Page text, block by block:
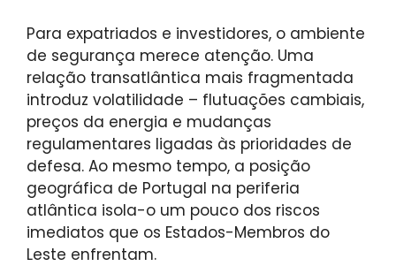
Para expatriados e investidores, o ambiente
de segurança merece atenção. Uma
relação transatlântica mais fragmentada
introduz volatilidade – flutuações cambiais,
preços da energia e mudanças
regulamentares ligadas às prioridades de
defesa. Ao mesmo tempo, a posição
geográfica de Portugal na periferia
atlântica isola-o um pouco dos riscos
imediatos que os Estados-Membros do
Leste enfrentam.